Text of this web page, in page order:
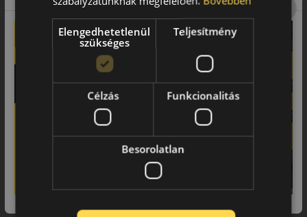
biztosít nagy sebességnél.
Biztonsági jellemzők
Precíz irányíthatóság és kiváló fékezési teljesítmény.
Komfort és zajszint
Magas komfortszint és csendes működés a luxus kategória
elvárásainak megfelelően.
Elengedhetetlenül
szükséges
Teljesítmény
Célzás Funkcionalitás
Besorolatlan